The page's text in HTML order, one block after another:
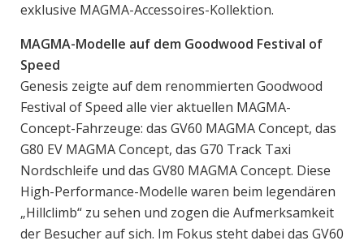
exklusive MAGMA-Accessoires-Kollektion.
MAGMA-Modelle auf dem Goodwood Festival of
Speed
Genesis zeigte auf dem renommierten Goodwood
Festival of Speed alle vier aktuellen MAGMA-
Concept-Fahrzeuge: das GV60 MAGMA Concept, das
G80 EV MAGMA Concept, das G70 Track Taxi
Nordschleife und das GV80 MAGMA Concept. Diese
High-Performance-Modelle waren beim legendären
„Hillclimb“ zu sehen und zogen die Aufmerksamkeit
der Besucher auf sich. Im Fokus steht dabei das GV60